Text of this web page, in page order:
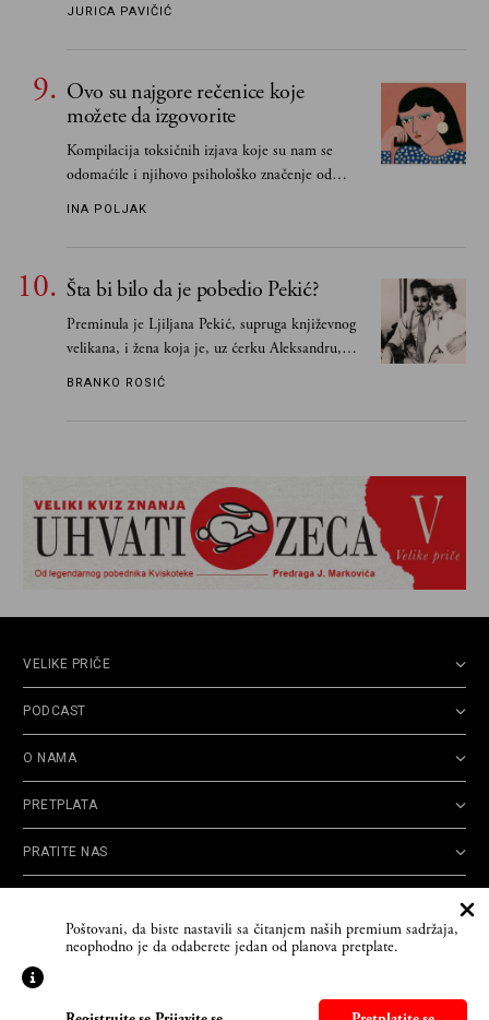
JURICA PAVIČIĆ
Ovo su najgore rečenice koje
možete da izgovorite
Kompilacija toksičnih izjava koje su nam se
odomaćile i njihovo psihološko značenje od
INA POLJAK
Šta bi bilo da je pobedio Pekić?
Preminula je Ljiljana Pekić, supruga književnog
velikana, i žena koja je, uz ćerku Aleksandru,
vodila računa o zaostavštini pisca. Ovu priču o
BRANKO ROSIĆ
Poštovani, da biste nastavili sa čitanjem naših premium sadržaja,
neophodno je da odaberete jedan od planova pretplate.
VELIKE PRIČE
PODCAST
O NAMA
PRETPLATA
PRATITE NAS
privatnosti
korišćenja
reklamacija
Policy
© 2026Velike priče- TCT News and Entertainment - Sva prava zadržana. Developed